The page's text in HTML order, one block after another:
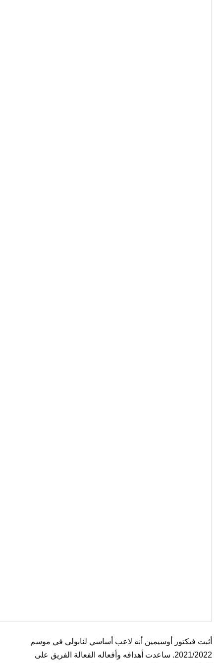
أثبت فيكتور أوسيمين أنه لاعب أساسي لنابولي في موسم
2021/2022. ساعدت أهدافه وأفعاله الفعالة الفريق على